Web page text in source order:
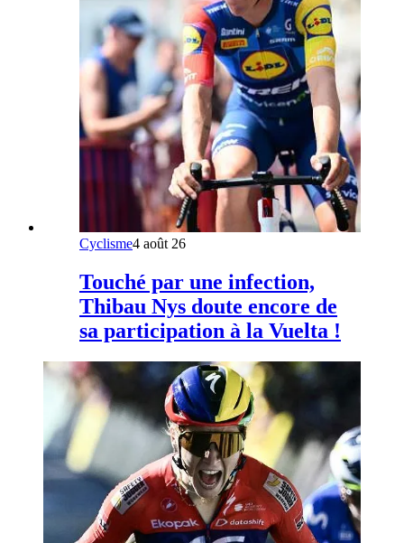
Cyclisme4 août 26
Touché par une infection,
Thibau Nys doute encore de
sa participation à la Vuelta !